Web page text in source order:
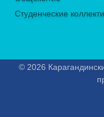
Студенческие
© 2026